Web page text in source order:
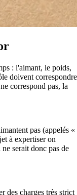
: l'aimant, le poids,
doivent correspondre
correspond pas, la
pas (appelés «
à expertiser on
serait donc pas de
des charges très strict